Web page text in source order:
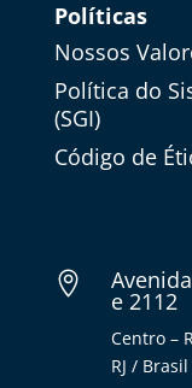
Políticas
Nossos
Política do
(SGI)
Código de

e 2112
Centro –
RJ / Brasil